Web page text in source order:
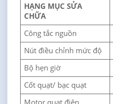
HẠNG MỤC SỬA
CHỮA
Công tắc nguồn
Nút điều chỉnh mức độ
Bộ hẹn giờ
Cốt quạt/ bạc quạt